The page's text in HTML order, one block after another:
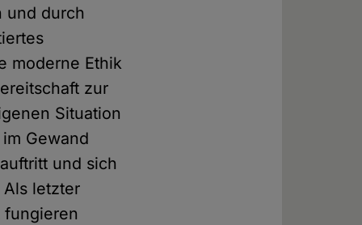
und durch
moderne Ethik
zur
Situation
Gewand
und sich
letzter